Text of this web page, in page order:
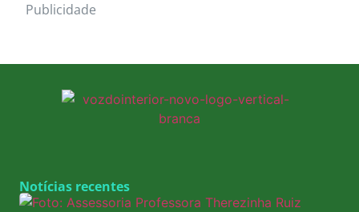
Publicidade
Notícias recentes